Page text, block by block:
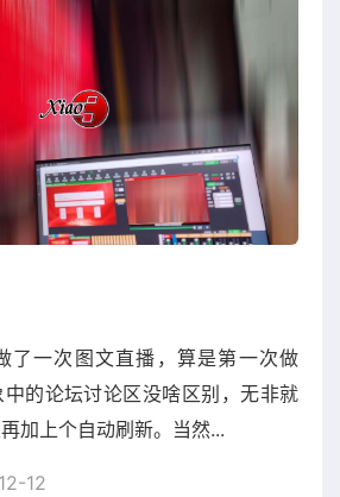
了一次图文直播，算是第一次做
的论坛讨论区没啥区别，无非就
加上个自动刷新。当然...
12